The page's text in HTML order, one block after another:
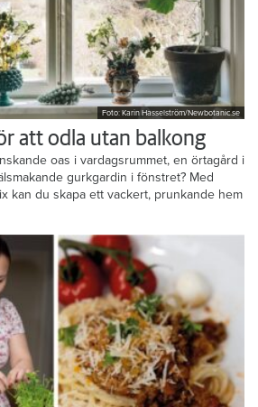
Foto: Karin Hasselström/Newbotanic.se
att odla utan balkong
oas i vardagsrummet, en örtagård i
gurkgardin i fönstret? Med
kan du skapa ett vackert, prunkande hem